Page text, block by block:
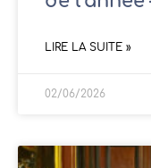
LIRE LA SUITE »
02/06/2026